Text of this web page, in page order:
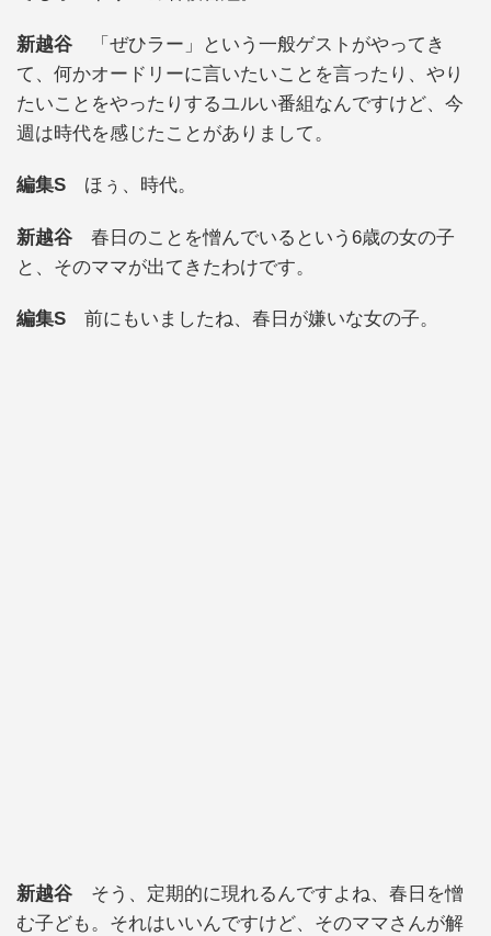
新越谷
「ぜひラー」という一般ゲストがやってき
て、何かオードリーに言いたいことを言ったり、やり
たいことをやったりするユルい番組なんですけど、今
週は時代を感じたことがありまして。
編集S ほぅ、時代。
新越谷 春日のことを憎んでいるという6歳の女の子
と、そのママが出てきたわけです。
編集S 前にもいましたね、春日が嫌いな女の子。
新越谷 そう、定期的に現れるんですよね、春日を憎
む子ども。それはいいんですけど、そのママさんが解